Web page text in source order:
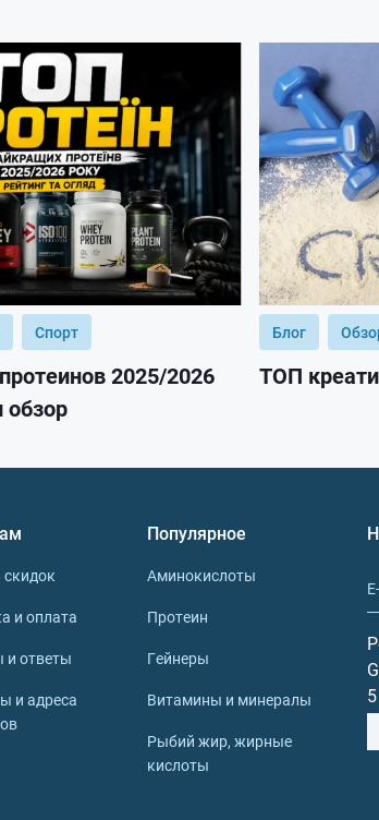
Спорт
2025/2026
обзор
Блог
ТОП
и оплата
и ответы
и адреса
Популярное
Аминокислоты
Протеин
Гейнеры
Витамины и минералы
Рыбий жир, жирные
кислоты
5